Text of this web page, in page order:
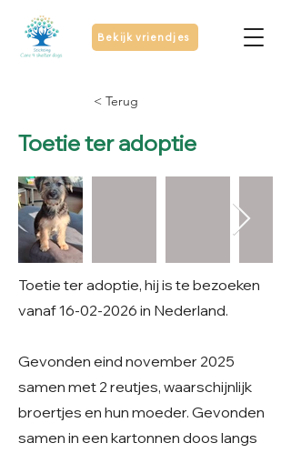
Bekijk vriendjes
< Terug
Toetie ter adoptie
Toetie ter adoptie, hij is te bezoeken
vanaf16-02-2026 in Nederland.
Gevonden eind november 2025
samen met 2 reutjes, waarschijnlijk
broertjes en hun moeder. Gevonden
samen in een kartonnen doos langs